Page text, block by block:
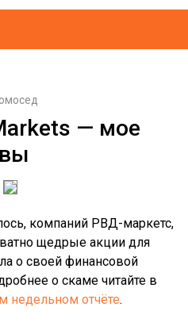
— мое
компаний РВД-маркетс,
щедрые акции для
о своей финансовой
о скаме читайте в
недельном отчёте.